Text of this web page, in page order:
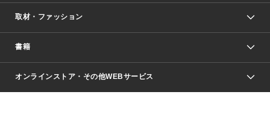
少年マンガ
Vジャンプ
週刊ヤングジャンプ
少女マンガ
取材・ファッション
Seventeen
芸能・情報・スポーツ
書籍
文芸・文庫・総合
オンラインストア・その他WEBサービス